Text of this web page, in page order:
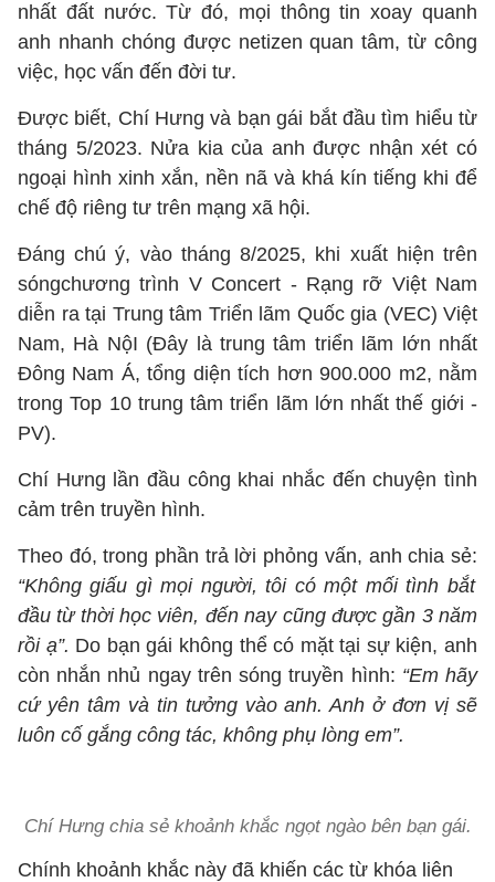
nhất đất nước. Từ đó, mọi thông tin xoay quanh
anh nhanh chóng được netizen quan tâm, từ công
việc, học vấn đến đời tư.
Được biết, Chí Hưng và bạn gái bắt đầu tìm hiểu từ
tháng 5/2023. Nửa kia của anh được nhận xét có
ngoại hình xinh xắn, nền nã và khá kín tiếng khi để
chế độ riêng tư trên mạng xã hội.
Đáng chú ý, vào tháng 8/2025, khi xuất hiện trên
sóngchương trình V Concert - Rạng rỡ Việt Nam
diễn ra tại Trung tâm Triển lãm Quốc gia (VEC) Việt
Nam, Hà NộI (Đây là trung tâm triển lãm lớn nhất
Đông Nam Á, tổng diện tích hơn 900.000 m2, nằm
trong Top 10 trung tâm triển lãm lớn nhất thế giới -
PV).
Chí Hưng lần đầu công khai nhắc đến chuyện tình
cảm trên truyền hình.
Theo đó, trong phần trả lời phỏng vấn, anh chia sẻ:
“Không giấu gì mọi người, tôi có một mối tình bắt
đầu từ thời học viên, đến nay cũng được gần 3 năm
rồi ạ”. Do bạn gái không thể có mặt tại sự kiện, anh
còn nhắn nhủ ngay trên sóng truyền hình: “Em hãy
cứ yên tâm và tin tưởng vào anh. Anh ở đơn vị sẽ
luôn cố gắng công tác, không phụ lòng em”.
Chí Hưng chia sẻ khoảnh khắc ngọt ngào bên bạn gái.
Chính khoảnh khắc này đã khiến các từ khóa liên